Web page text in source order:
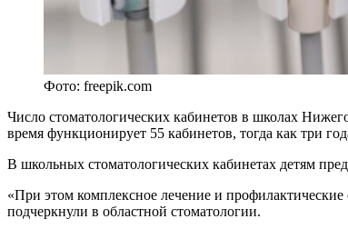
Фото: freepik.com
Число стоматологических кабинетов в школах
время функционирует 55 кабинетов, тогда как три
В школьных стоматологических кабинетах детям
«При этом комплексное лечение и
подчеркнули в областной стоматологии.